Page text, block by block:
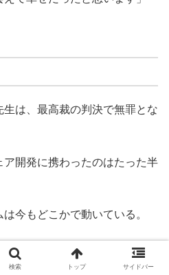
は、最高裁の判決で無罪とな
ア開発に携わったのはたった半
今もどこかで動いている。
検索 トップ サイドバー